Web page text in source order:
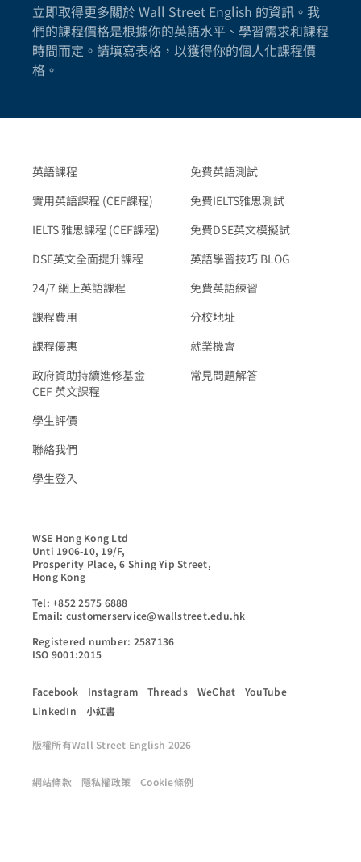
立即取得更多關於 Wall Street English 的資訊。我
們的課程價格是根據你的英語水平、學習需求和課程
時間而定。請填寫表格，以獲得你的個人化課程價
格。
英語課程
實用英語課程 (CEF課程)
IELTS 雅思課程 (CEF課程)
DSE英文全面提升課程
24/7 網上英語課程
課程費用
課程優惠
政府資助持續進修基金
CEF 英文課程
學生評價
聯絡我們
學生登入
免費英語測試
免費IELTS雅思測試
免費DSE英文模擬試
英語學習技巧 BLOG
免費英語練習
分校地址
就業機會
常見問題解答
WSE Hong Kong Ltd
Unti 1906-10, 19/F,
Prosperity Place, 6 Shing Yip Street,
Hong Kong
Tel: +852 2575 6888
Email: customerservice@wallstreet.edu.hk
Registered number: 2587136
ISO 9001:2015
Facebook Instagram Threads WeChat
YouTube
LinkedIn
小紅書
版權所有Wall Street English 2026
網站條款 隱私權政策 Cookie條例